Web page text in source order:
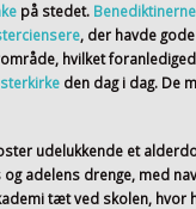
på stedet. Benediktinerne
, der havde
hvilket
den dag i dag. De
udelukkende et
adelens drenge, med
tæt ved skolen,